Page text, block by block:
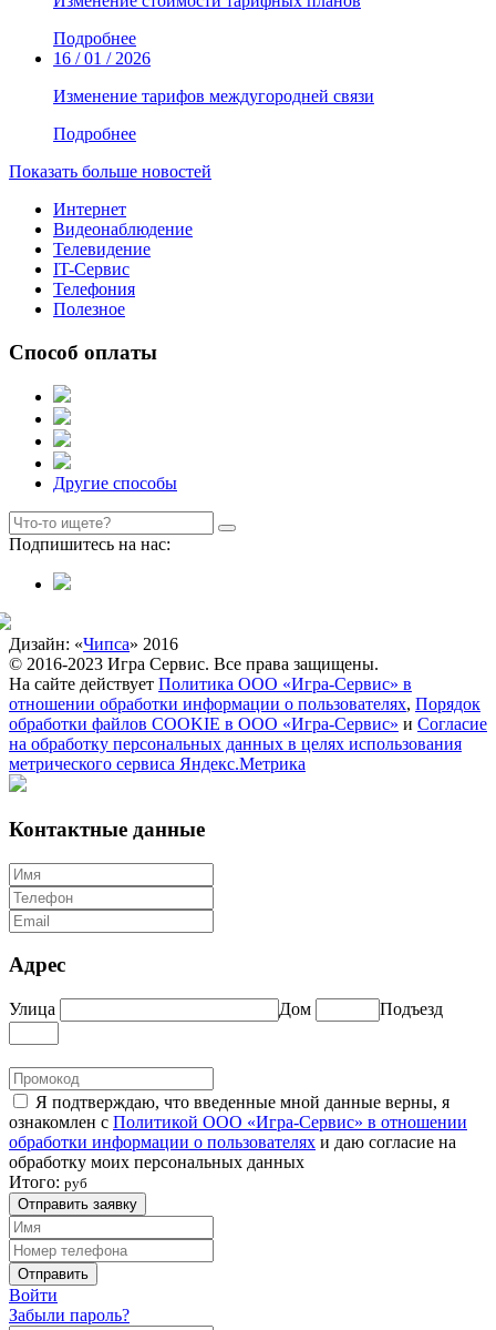
Подробнее
16 / 01 / 2026
Изменение тарифов междугородней связи
Подробнее
Показать больше новостей
Интернет
Видеонаблюдение
Телевидение
IT-Сервис
Телефония
Полезное
Способ оплаты
Другие способы
Подпишитесь на нас:
Дизайн: «Чипса» 2016
© 2016-2023 Игра Сервис. Все права защищены.
На сайте действует Политика ООО «Игра-Сервис» в
отношении обработки информации о пользователях, Порядок
обработки файлов COOKIE в ООО «Игра-Сервис» и Согласие
на обработку персональных данных в целях использования
метрического сервиса Яндекс.Метрика
Контактные данные
Адрес
Улица Дом Подъезд
Я подтверждаю, что введенные мной данные верны, я
ознакомлен с Политикой ООО «Игра-Сервис» в отношении
обработки информации о пользователях и даю согласие на
обработку моих персональных данных
Итого: руб
Отправить заявку
Отправить
Войти
Забыли пароль?